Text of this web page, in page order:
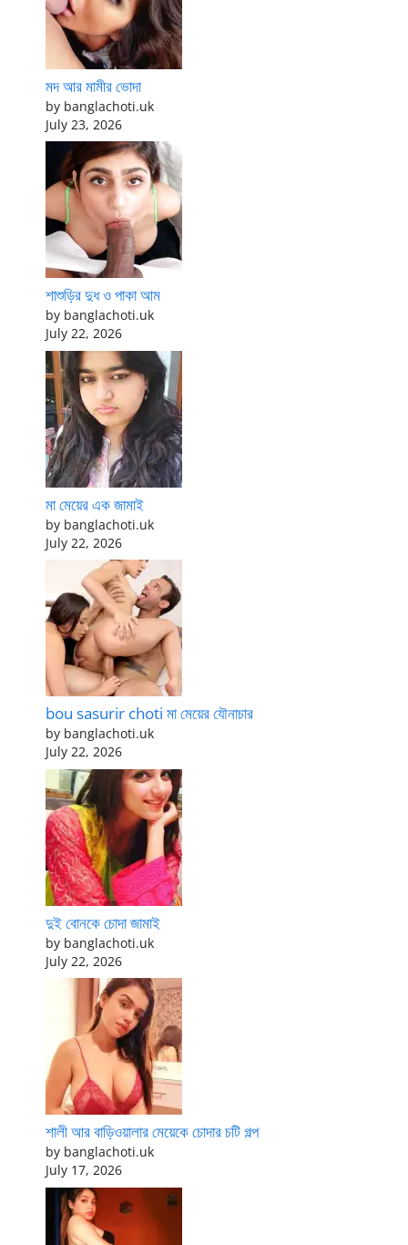
মদ আর মামীর ভোদা
by banglachoti.uk
July 23, 2026
শাশুড়ির দুধ ও পাকা আম
by banglachoti.uk
July 22, 2026
মা মেয়ের এক জামাই
by banglachoti.uk
July 22, 2026
bou sasurir choti মা মেয়ের যৌনাচার
by banglachoti.uk
July 22, 2026
দুই বোনকে চোদা জামাই
by banglachoti.uk
July 22, 2026
শালী আর বাড়িওয়ালার মেয়েকে চোদার চটি গল্প
by banglachoti.uk
July 17, 2026